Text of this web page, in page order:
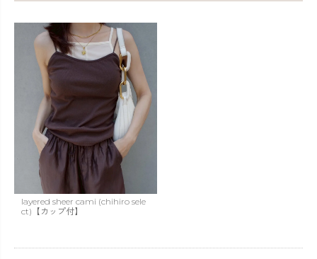
layered sheer cami (chihiro sele
ct)【カップ付】